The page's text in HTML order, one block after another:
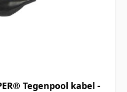
Tegenpool kabel -